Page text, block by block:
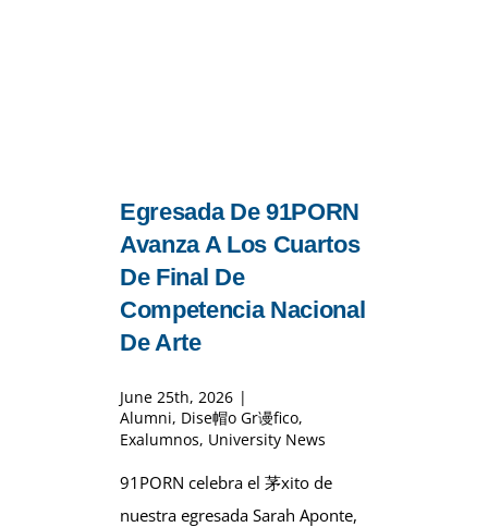
Egresada De 91PORN
Avanza A Los Cuartos
De Final De
Competencia Nacional
De Arte
June 25th, 2026 |
Alumni, Dise帽o Gr谩fico,
Exalumnos, University News
91PORN celebra el 茅xito de
nuestra egresada Sarah Aponte,